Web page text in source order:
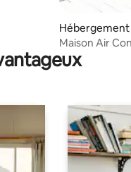
Hébergement
Maison Air
Armenia